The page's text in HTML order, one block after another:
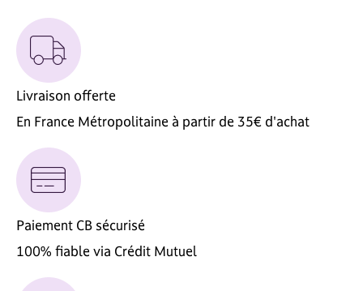
Livraison offerte
En France Métropolitaine à partir de 35€ d'achat
Paiement CB sécurisé
100% fiable via Crédit Mutuel